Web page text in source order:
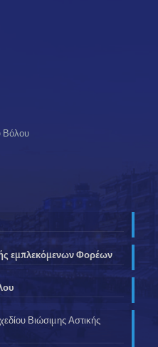
Βόλου
εμπλεκόμενων Φορέων
Βιώσιμης Αστικής